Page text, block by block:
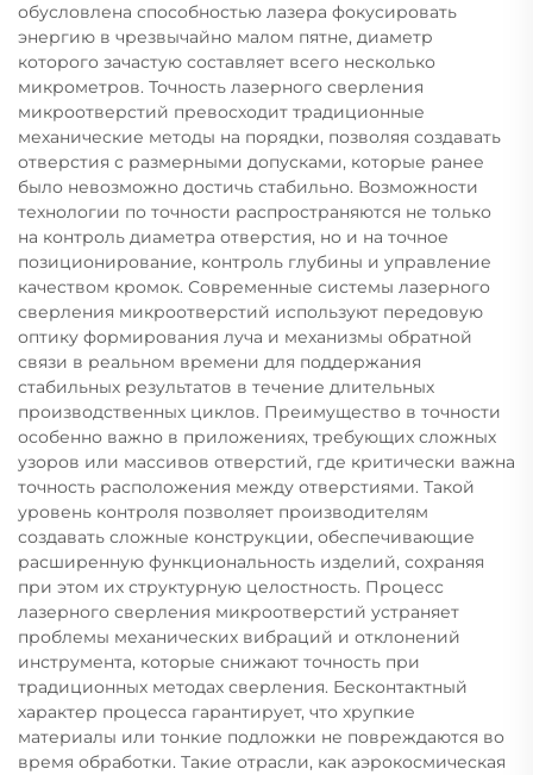
обусловлена способностью лазера фокусировать
энергию в чрезвычайно малом пятне, диаметр
которого зачастую составляет всего несколько
микрометров. Точность лазерного сверления
микроотверстий превосходит традиционные
механические методы на порядки, позволяя создавать
отверстия с размерными допусками, которые ранее
было невозможно достичь стабильно. Возможности
технологии по точности распространяются не только
на контроль диаметра отверстия, но и на точное
позиционирование, контроль глубины и управление
качеством кромок. Современные системы лазерного
сверления микроотверстий используют передовую
оптику формирования луча и механизмы обратной
связи в реальном времени для поддержания
стабильных результатов в течение длительных
производственных циклов. Преимущество в точности
особенно важно в приложениях, требующих сложных
узоров или массивов отверстий, где критически важна
точность расположения между отверстиями. Такой
уровень контроля позволяет производителям
создавать сложные конструкции, обеспечивающие
расширенную функциональность изделий, сохраняя
при этом их структурную целостность. Процесс
лазерного сверления микроотверстий устраняет
проблемы механических вибраций и отклонений
инструмента, которые снижают точность при
традиционных методах сверления. Бесконтактный
характер процесса гарантирует, что хрупкие
материалы или тонкие подложки не повреждаются во
время обработки. Такие отрасли, как аэрокосмическая